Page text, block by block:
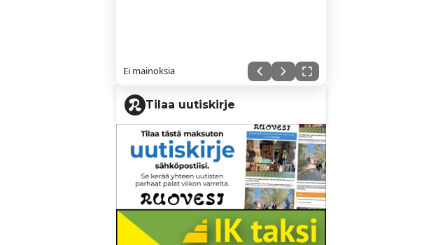
Ei mainoksia
Tilaa uutiskirje